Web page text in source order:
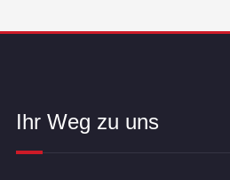
Ihr Weg zu uns